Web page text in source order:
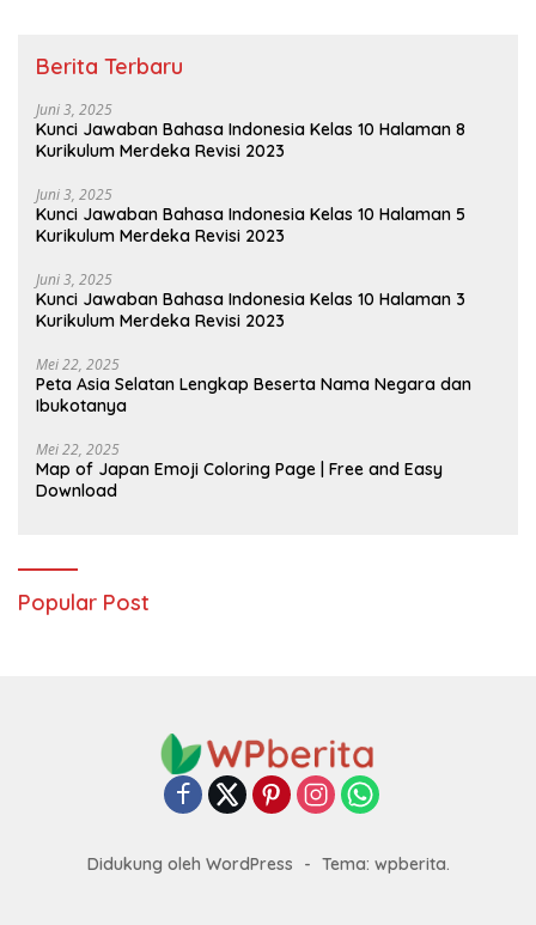
Berita Terbaru
Juni 3, 2025
Kunci Jawaban Bahasa Indonesia Kelas 10 Halaman 8
Kurikulum Merdeka Revisi 2023
Juni 3, 2025
Kunci Jawaban Bahasa Indonesia Kelas 10 Halaman 5
Kurikulum Merdeka Revisi 2023
Juni 3, 2025
Kunci Jawaban Bahasa Indonesia Kelas 10 Halaman 3
Kurikulum Merdeka Revisi 2023
Mei 22, 2025
Peta Asia Selatan Lengkap Beserta Nama Negara dan
Ibukotanya
Mei 22, 2025
Map of Japan Emoji Coloring Page | Free and Easy
Download
Popular Post
Didukung oleh WordPress - Tema: wpberita.